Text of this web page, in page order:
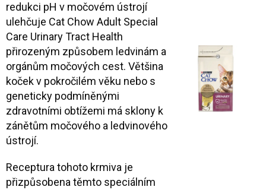
redukci pH v močovém ústrojí
ulehčuje Cat Chow Adult Special
Care Urinary Tract Health
přirozeným způsobem ledvinám a
orgánům močových cest. Většina
koček v pokročilém věku nebo s
geneticky podmíněnými
zdravotními obtížemi má sklony k
zánětům močového a ledvinového
ústrojí.
Receptura tohoto krmiva je
přizpůsobena těmto speciálním